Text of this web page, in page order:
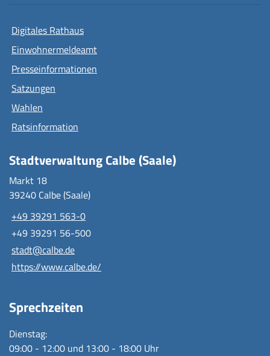
Digitales Rathaus
Einwohnermeldeamt
Presseinformationen
Satzungen
Wahlen
Ratsinformation
Stadtverwaltung Calbe (Saale)
Markt 18
39240 Calbe (Saale)
+49 39291 563-0
+49 39291 56-500
stadt@calbe.de
https://www.calbe.de/
Sprechzeiten
Dienstag:
09:00 - 12:00 und 13:00 - 18:00 Uhr